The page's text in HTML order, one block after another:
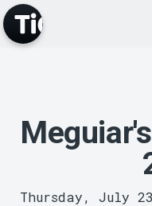
Thursday, July